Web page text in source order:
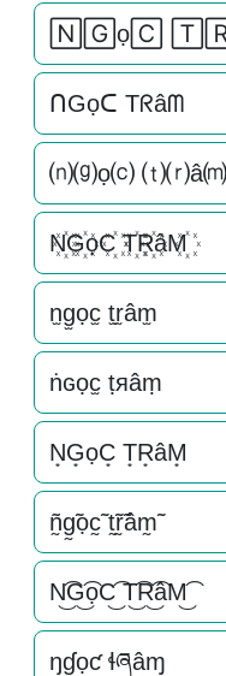
🄽🄶ọ🄲
ᑎGọᑕ Tᖇâᗰ
⒩⒢ọ⒞ ⒯⒭â⒨
N꙰G꙰ọC꙰ T꙰R꙰âM꙰
n̫g̫ọc̫ t̫r̫âm̫
ṅɢọc̫ ṭяâṃ
N͙G͙ọC͙ T͙R͙âM͙
ñ̰g̰̃ọc̰̃ t̰̃r̰̃âm̰̃
N͜͡G͜͡ọC͜͡ T͜͡R͜͡âM͜͡
ŋɠọƈ ɬཞâɱ